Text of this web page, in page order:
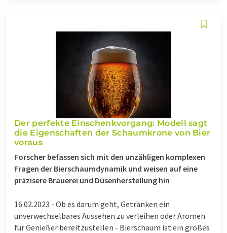
Der perfekte Einschenkvorgang: Modell sagt
die Eigenschaften der Schaumkrone von Bier
voraus
Forscher befassen sich mit den unzähligen komplexen
Fragen der Bierschaumdynamik und weisen auf eine
präzisere Brauerei und Düsenherstellung hin
16.02.2023 - Ob es darum geht, Getränken ein
unverwechselbares Aussehen zu verleihen oder Aromen
für Genießer bereitzustellen - Bierschaum ist ein großes